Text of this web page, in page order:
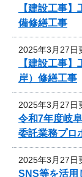
【建設工事
備修繕工事
2025年3月27日
【建設工事
岸）修繕工事
2025年3月27日
令和7年度岐
委託業務プロ
2025年3月27日
SNS等を活用